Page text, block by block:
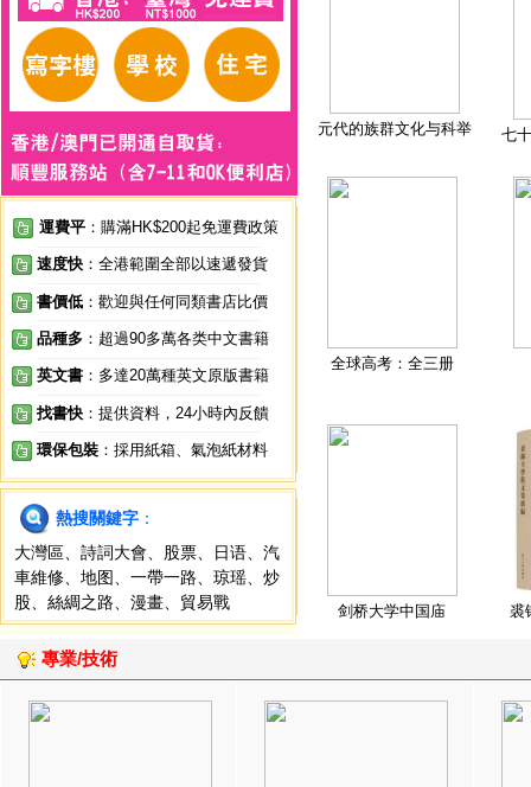
運費平 ：購滿HK$200起免運費政策
速度快 ：全港範圍全部以速遞發貨
書價低 ：歡迎與任何同類書店比價
品種多 ：超過90多萬各类中文書籍
英文書 ：多達20萬種英文原版書籍
找書快 ：提供資料，24小時內反饋
環保包裝 ：採用紙箱、氣泡紙材料
熱搜關鍵字 ：
大灣區
詩詞大會 股票 日语
汽
車維修
地图 一帶一路 琼瑶
炒
股
絲綢之路 漫畫 貿易戰
元代的族群文化与科举 七
全球高考：全三册
剑桥大学中国庙 裘
專業/技術